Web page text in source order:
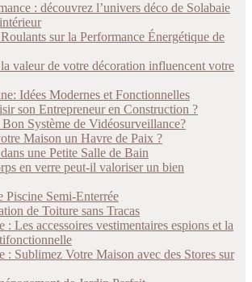
: découvrez l’univers déco de Solabaie
sur la Performance Énergétique de
valeur de votre décoration influencent votre
Idées Modernes et Fonctionnelles
son Entrepreneur en Construction ?
Système de Vidéosurveillance?
Maison un Havre de Paix ?
une Petite Salle de Bain
en verre peut-il valoriser un bien
Piscine Semi-Enterrée
de Toiture sans Tracas
Les accessoires vestimentaires espions et la
: Sublimez Votre Maison avec des Stores sur